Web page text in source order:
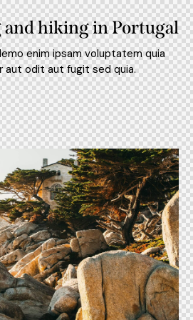
hiking in Portugal
enim ipsam voluptatem quia
aut odit aut fugit sed quia.